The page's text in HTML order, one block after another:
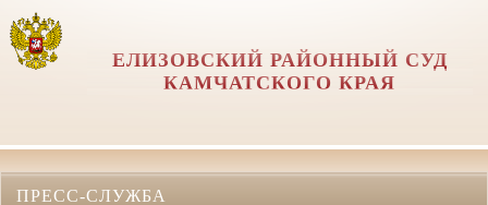
ЕЛИЗОВСКИЙ РАЙОННЫЙ СУД
КАМЧАТСКОГО КРАЯ
ПРЕСС-СЛУЖБА